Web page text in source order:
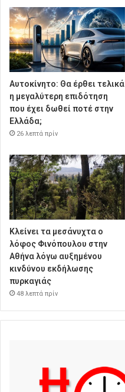
Αυτοκίνητο: Θα έρθει τελικά
η μεγαλύτερη επιδότηση
που έχει δωθεί ποτέ στην
Ελλάδα;
26 λεπτά πρίν
Κλείνει τα μεσάνυχτα ο
λόφος Φινόπουλου στην
Αθήνα λόγω αυξημένου
κινδύνου εκδήλωσης
πυρκαγιάς
48 λεπτά πρίν